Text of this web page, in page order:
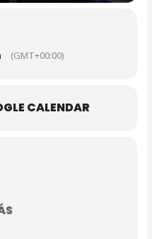
(GMT+00:00)
CALENDAR